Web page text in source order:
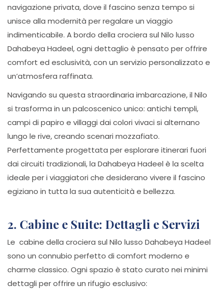
navigazione privata, dove il fascino senza tempo si
unisce alla modernità per regalare un viaggio
indimenticabile. A bordo della crociera sul Nilo lusso
Dahabeya Hadeel, ogni dettaglio è pensato per offrire
comfort ed esclusività, con un servizio personalizzato e
un’atmosfera raffinata.
Navigando su questa straordinaria imbarcazione, il Nilo
si trasforma in un palcoscenico unico: antichi templi,
campi di papiro e villaggi dai colori vivaci si alternano
lungo le rive, creando scenari mozzafiato.
Perfettamente progettata per esplorare itinerari fuori
dai circuiti tradizionali, la Dahabeya Hadeel è la scelta
ideale per i viaggiatori che desiderano vivere il fascino
egiziano in tutta la sua autenticità e bellezza.
2. Cabine e Suite: Dettagli e Servizi
Le cabine della crociera sul Nilo lusso Dahabeya Hadeel
sono un connubio perfetto di comfort moderno e
charme classico. Ogni spazio è stato curato nei minimi
dettagli per offrire un rifugio esclusivo: